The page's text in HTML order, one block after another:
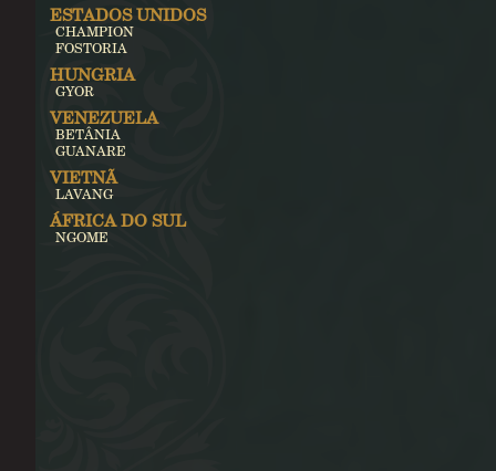
ESTADOS UNIDOS
CHAMPION
FOSTORIA
HUNGRIA
GYOR
VENEZUELA
BETÂNIA
GUANARE
VIETNÃ
LAVANG
ÁFRICA DO SUL
NGOME